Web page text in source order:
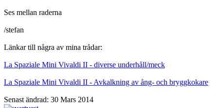
Ses mellan raderna
/stefan
Länkar till några av mina trådar:
La Spaziale Mini Vivaldi II - diverse underhåll/meck
La Spaziale Mini Vivaldi II - Avkalkning av ång- och bryggkokare
Senast ändrad: 30 Mars 2014